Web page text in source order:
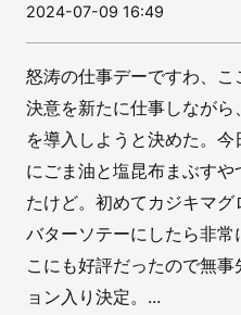
2024-07-09 16:49
怒涛の仕事デーですわ、
決意を新たに仕事しながら
を導入しようと決めた。今
にごま油と塩昆布まぶすや
たけど。初めてカジキマグ
バターソテーにしたら非常
こにも好評だったので無事
ョン入り決定。...